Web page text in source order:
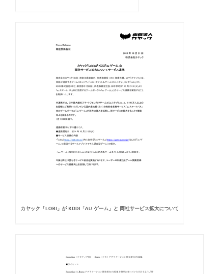
カヤック「LOBI」が KDDI「AU ゲーム」と 両社サービス拡大について